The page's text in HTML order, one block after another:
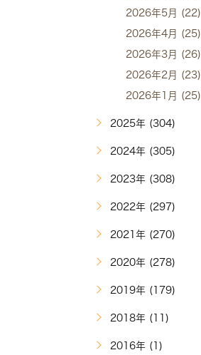
2026年5月 (22)
2026年4月 (25)
2026年3月 (26)
2026年2月 (23)
2026年1月 (25)
2025年 (304)
2024年 (305)
2023年 (308)
2022年 (297)
2021年 (270)
2020年 (278)
2019年 (179)
2018年 (11)
2016年 (1)